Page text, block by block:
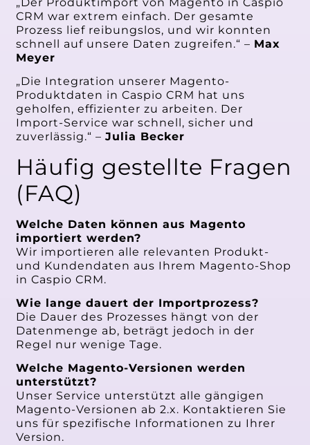
CRM war extrem einfach. Der gesamte
Prozess lief reibungslos, und wir konnten
schnell auf unsere Daten zugreifen.“ – Max
Meyer
„Die Integration unserer Magento-
Produktdaten in Caspio CRM hat uns
geholfen, effizienter zu arbeiten. Der
Import-Service war schnell, sicher und
zuverlässig.“ –Julia Becker
Häufig gestellte Fragen
(FAQ)
Welche Daten können aus Magento
importiert werden?
Wir importieren alle relevanten Produkt-
und Kundendaten aus Ihrem Magento-Shop
in Caspio CRM.
Wie lange dauert der Importprozess?
Die Dauer des Prozesses hängt von der
Datenmenge ab, beträgt jedoch in der
Regel nur wenige Tage.
Welche Magento-Versionen werden
unterstützt?
Unser Service unterstützt alle gängigen
Magento-Versionen ab 2.x. Kontaktieren Sie
uns für spezifische Informationen zu Ihrer
Version.